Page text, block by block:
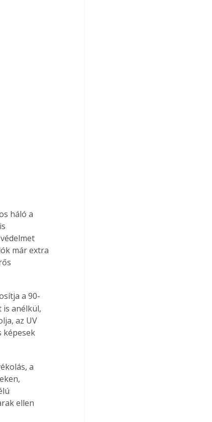
háló a
már extra
a 90-
is anélkül,
az UV
képesek
a
ellen